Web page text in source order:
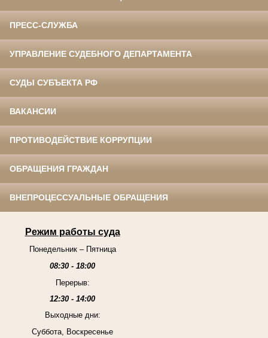
ПРЕСС-СЛУЖБА
УПРАВЛЕНИЕ СУДЕБНОГО ДЕПАРТАМЕНТА
СУДЫ СУБЪЕКТА РФ
ВАКАНСИИ
ПРОТИВОДЕЙСТВИЕ КОРРУПЦИИ
ОБРАЩЕНИЯ ГРАЖДАН
ВНЕПРОЦЕССУАЛЬНЫЕ ОБРАЩЕНИЯ
Режим работы суда
Понедельник – Пятница
08:30 - 18:00
Перерыв:
12:30 - 14:00
Выходные дни:
Суббота, Воскресенье